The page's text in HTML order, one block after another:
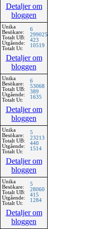
Detaljer om
bloggen
Unika
Besökare:
Totalt UB:
Utgående:
Totalt Ut:
6
299025
423
10519
Detaljer om
bloggen
Unika
Besökare:
Totalt UB:
Utgående:
Totalt Ut:
6
53068
389
1635
Detaljer om
bloggen
Unika
Besökare:
Totalt UB:
Utgående:
Totalt Ut:
5
23213
440
1514
Detaljer om
bloggen
Unika
Besökare:
Totalt UB:
Utgående:
Totalt Ut:
5
28060
415
1284
Detaljer om
bloggen